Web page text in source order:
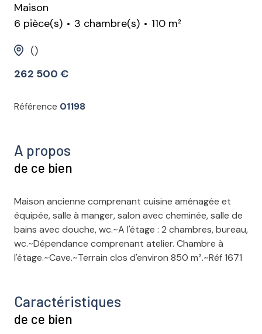
Maison
6 pièce(s)
3 chambre(s)
110 m²
()
262 500 €
Référence 01198
A propos
de ce bien
Maison ancienne comprenant cuisine aménagée et
équipée, salle à manger, salon avec cheminée, salle de
bains avec douche, wc.~A l'étage : 2 chambres, bureau,
wc.~Dépendance comprenant atelier. Chambre à
l'étage.~Cave.~Terrain clos d'environ 850 m².~Réf 1671
Caractéristiques
de ce bien